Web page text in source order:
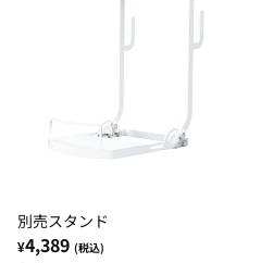
別売スタンド
¥4,389 (税込)